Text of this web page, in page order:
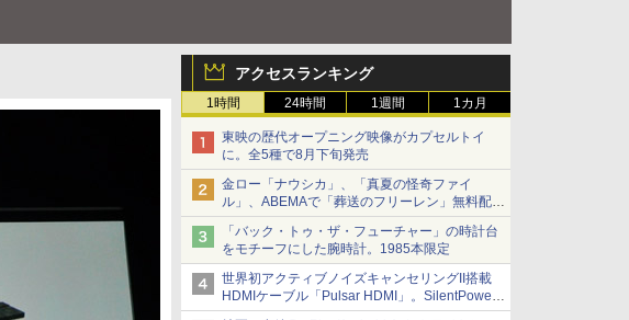
アクセスランキング
1時間 24時間 1週間 1カ月
東映の歴代オープニング映像がカプセルトイ
に。全5種で8月下旬発売
金ロー「ナウシカ」、「真夏の怪奇ファイ
ル」、ABEMAで「葬送のフリーレン」無料配信
など。夏の特番・配信情報
「バック・トゥ・ザ・フューチャー」の時計台
をモチーフにした腕時計。1985本限定
世界初アクティブノイズキャンセリングII搭載
HDMIケーブル「Pulsar HDMI」。SilentPower
から